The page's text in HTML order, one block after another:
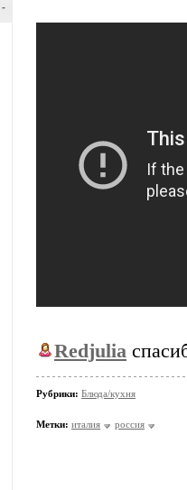
-
Redjulia
Рубрики: Блюда/кухня
Метки: италия россия